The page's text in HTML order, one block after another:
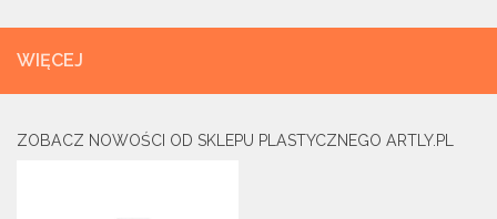
WIĘCEJ
ZOBACZ NOWOŚCI OD SKLEPU PLASTYCZNEGO ARTLY.PL